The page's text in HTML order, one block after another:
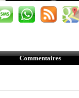
Commentaires